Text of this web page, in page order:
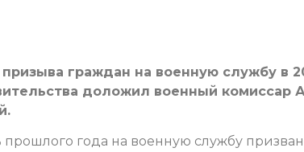
граждан на военную службу в
доложил военный комиссар
года на военную службу